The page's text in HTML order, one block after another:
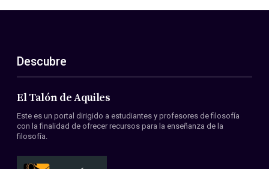
ES
EN
Acerca de nosotros
Miembros
Convenios
Descubre
El Talón de Aquiles
Este es un portal dirigido a estudiantes y profesores de filosofía
con la finalidad de ofrecer recursos para la enseñanza de la
filosofía.